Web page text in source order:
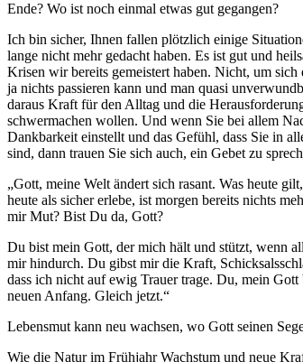
Ende? Wo ist noch einmal etwas gut gegangen?
Ich bin sicher, Ihnen fallen plötzlich einige
lange nicht mehr gedacht haben. Es ist gut und
Krisen wir bereits gemeistert haben. Nicht, um sich
ja nichts passieren kann und man quasi
daraus Kraft für den Alltag und die
schwermachen wollen. Und wenn Sie bei allem
Dankbarkeit einstellt und das Gefühl, dass Sie in
sind, dann trauen Sie sich auch, ein Gebet zu
„Gott, meine Welt ändert sich rasant. Was heute
heute als sicher erlebe, ist morgen bereits nichts
mir Mut? Bist Du da, Gott?
Du bist mein Gott, der mich hält und stützt, wenn
mir hindurch. Du gibst mir die Kraft,
dass ich nicht auf ewig Trauer trage. Du, mein
neuen Anfang. Gleich jetzt.“
Lebensmut kann neu wachsen, wo Gott seinen
Wie die Natur im Frühjahr Wachstum und neue